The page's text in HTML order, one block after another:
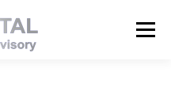
Menu